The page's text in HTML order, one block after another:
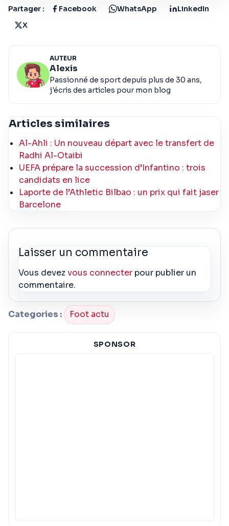
Partager : Facebook WhatsApp
LinkedIn
X
AUTEUR
Alexis
Passionné de sport depuis plus de 30 ans,
j'écris des articles pour mon blog
Articles similaires
Al-Ahli : Un nouveau départ avec le transfert de
Radhi Al-Otaibi
UEFA prépare la succession d’Infantino : trois
candidats en lice
Laporte de l’Athletic Bilbao : un prix qui fait jaser
Barcelone
Laisser un commentaire
Vous devezvous connecter pour publier un
commentaire.
Categories : Foot actu
SPONSOR